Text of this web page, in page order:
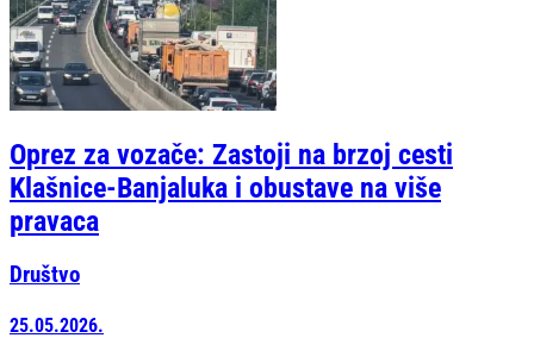
Oprez za vozače: Zastoji na brzoj cesti
Klašnice-Banjaluka i obustave na više
pravaca
Društvo
25.05.2026.